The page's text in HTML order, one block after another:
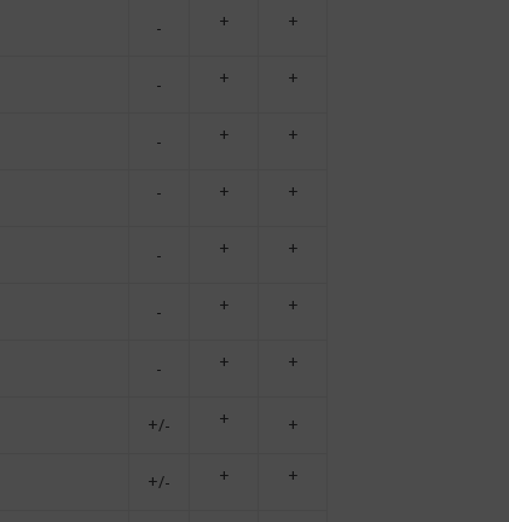
- + +
- + +
- + +
- + +
- + +
- + +
- + +
+/- + +
+/- + +